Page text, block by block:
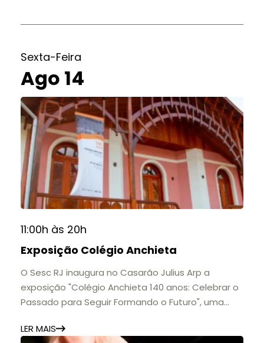
Sexta-Feira
Ago 14
11:00h às 20h
Exposição Colégio Anchieta
O Sesc RJ inaugura no Casarão Julius Arp a
exposição "Colégio Anchieta 140 anos: Celebrar o
Passado para Seguir Formando o Futuro", uma
importantes instituições de ensino de Nova
LER MAIS